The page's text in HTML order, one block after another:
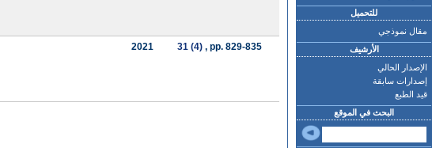
2021 31 (4), pp. 829-835
للتحميل
مقال نموذجي
الأرشيف
الإصدار الحالي
إصدارات سابقة
قيد الطبع
البحث في الموقع